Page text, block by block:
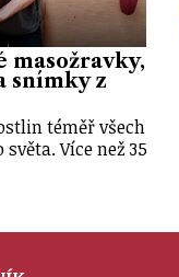
masožravky,
snímky z
téměř všech
Více než 35